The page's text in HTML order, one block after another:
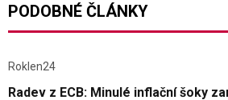
PODOBNÉ ČLÁNKY
Roklen24
Radev z ECB: Minulé inflační šoky